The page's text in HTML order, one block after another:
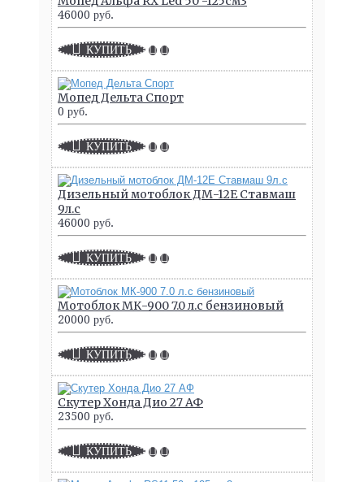
46000 руб.
КУПИТЬ
Мопед Дельта Спорт
0 руб.
КУПИТЬ
Дизельный мотоблок ДМ-12Е Ставмаш
9л.с
46000 руб.
КУПИТЬ
Мотоблок МК-900 7.0 л.с бензиновый
20000 руб.
КУПИТЬ
Скутер Хонда Дио 27 АФ
23500 руб.
КУПИТЬ